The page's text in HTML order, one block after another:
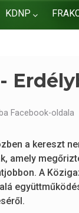
KDNP
Facebook-oldala
a kereszt
amely
A